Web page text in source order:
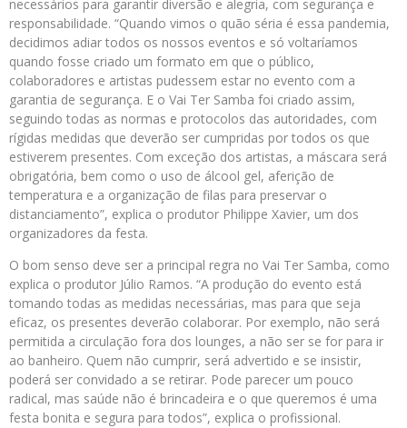
necessários para garantir diversão e alegria, com segurança e
responsabilidade. “Quando vimos o quão séria é essa pandemia,
decidimos adiar todos os nossos eventos e só voltaríamos
quando fosse criado um formato em que o público,
colaboradores e artistas pudessem estar no evento com a
garantia de segurança. E o Vai Ter Samba foi criado assim,
seguindo todas as normas e protocolos das autoridades, com
rígidas medidas que deverão ser cumpridas por todos os que
estiverem presentes. Com exceção dos artistas, a máscara será
obrigatória, bem como o uso de álcool gel, aferição de
temperatura e a organização de filas para preservar o
distanciamento”, explica o produtor Philippe Xavier, um dos
organizadores da festa.
O bom senso deve ser a principal regra no Vai Ter Samba, como
explica o produtor Júlio Ramos. “A produção do evento está
tomando todas as medidas necessárias, mas para que seja
eficaz, os presentes deverão colaborar. Por exemplo, não será
permitida a circulação fora dos lounges, a não ser se for para ir
ao banheiro. Quem não cumprir, será advertido e se insistir,
poderá ser convidado a se retirar. Pode parecer um pouco
radical, mas saúde não é brincadeira e o que queremos é uma
festa bonita e segura para todos”, explica o profissional.